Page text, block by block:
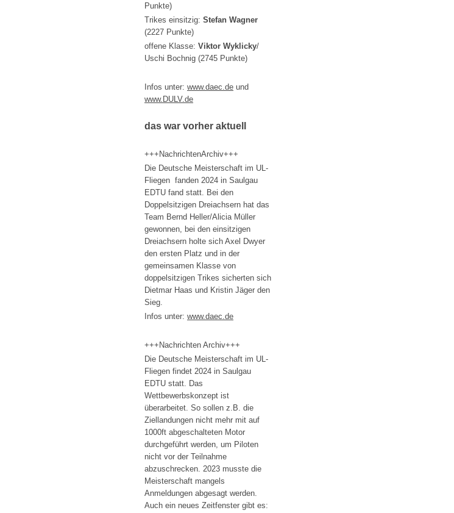
Punkte)
Trikes einsitzig: Stefan Wagner
(2227 Punkte)
offene Klasse: Viktor Wyklicky/
Uschi Bochnig (2745 Punkte)
Infos unter: www.daec.de und
www.DULV.de
das war vorher aktuell
+++NachrichtenArchiv+++
Die Deutsche Meisterschaft im UL-
Fliegen fanden 2024 in Saulgau
EDTU fand statt. Bei den
Doppelsitzigen Dreiachsern hat das
Team Bernd Heller/Alicia Müller
gewonnen, bei den einsitzigen
Dreiachsern holte sich Axel Dwyer
den ersten Platz und in der
gemeinsamen Klasse von
doppelsitzigen Trikes sicherten sich
Dietmar Haas und Kristin Jäger den
Sieg.
Infos unter: www.daec.de
+++Nachrichten Archiv+++
Die Deutsche Meisterschaft im UL-
Fliegen findet 2024 in Saulgau
EDTU statt. Das
Wettbewerbskonzept ist
überarbeitet. So sollen z.B. die
Ziellandungen nicht mehr mit auf
1000ft abgeschalteten Motor
durchgeführt werden, um Piloten
nicht vor der Teilnahme
abzuschrecken. 2023 musste die
Meisterschaft mangels
Anmeldungen abgesagt werden.
Auch ein neues Zeitfenster gibt es: